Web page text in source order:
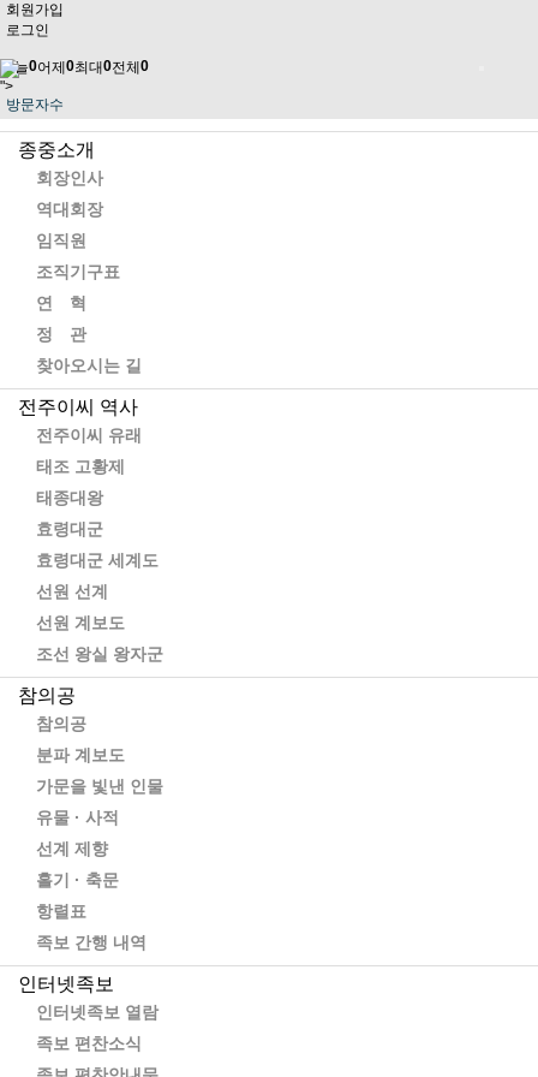
회원가입
로그인
오늘0어제 0최대0전체 0
">
방문자수
종중소개
회장인사
역대회장
임직원
조직기구표
연 혁
정 관
찾아오시는 길
전주이씨 역사
전주이씨 유래
태조 고황제
태종대왕
효령대군
효령대군 세계도
선원 선계
선원 계보도
조선 왕실 왕자군
참의공
참의공
분파 계보도
가문을 빛낸 인물
유물 · 사적
선계 제향
홀기 · 축문
항렬표
족보 간행 내역
인터넷족보
인터넷족보 열람
족보 편찬소식
공지사항
업데이트 소식
자유 게시판
홈 페이지 이용하기~
페이지 정보
회장
0건
목록
본문
어렵게 어렵게 홈페이지가 꾸며져 가고 있습니다.
아직은 부족한게 많지만 점점더 가꾸고 다듬어서 우리 종중의
자유게시판은 여러 종원들의 의견과 생각,생활하시면서 좋은 내용 자신의 자
랑도 좋구요
또 종중발전에 필요한 건의사항등
자유로운 의사를 나눌수 있는 공간입니다.
많은 의견과 내용을 올려 주세요.
단
남을 비방한다든가 ,
누군가가 유추되는 옳지못한 내용은 삼가해 주시기 바랍니다.
직권으로 삭제 될수도 있습니다.ㅜㅜ
좋은 내용에 글, 또 좋은 덧글은 인터넷의 꽃 입니다.